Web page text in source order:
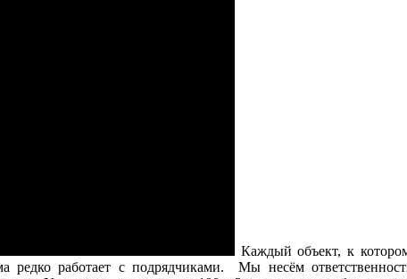
Каждый объект, к
работает с подрядчиками. Мы несём